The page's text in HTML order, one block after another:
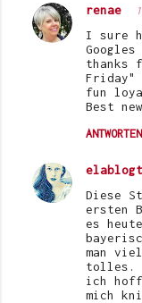
renae
I sure
thanks
Friday"
fun
Best
ANTWORTEN
elablogt
Diese
ersten
es
man
tolles.
ich
mich